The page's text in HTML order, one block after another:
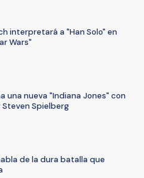
interpretará a "Han Solo" en
Wars"
una nueva "Indiana Jones" con
Steven Spielberg
de la dura batalla que